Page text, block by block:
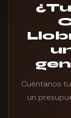
Cuéntanos
un